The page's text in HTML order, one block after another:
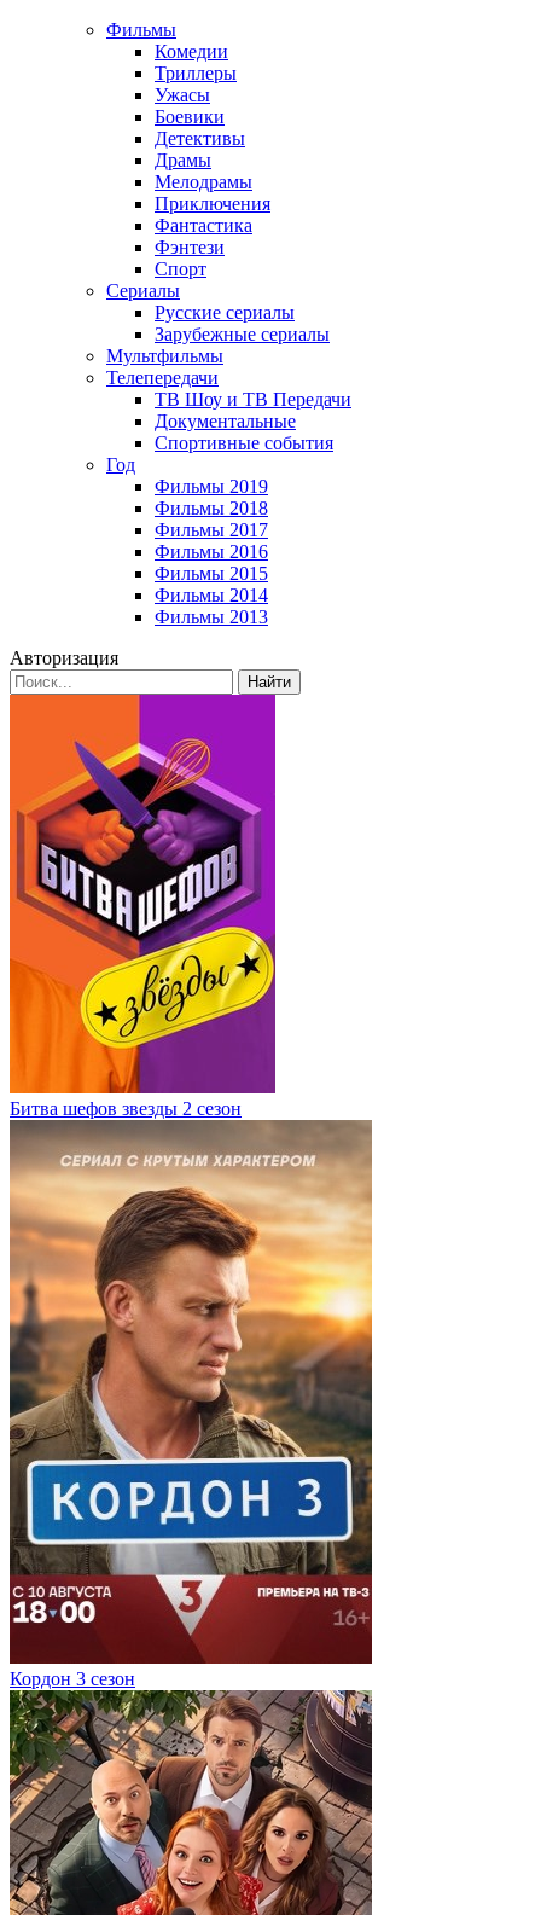
Фильмы
Комедии
Триллеры
Ужасы
Боевики
Детективы
Драмы
Мелодрамы
Приключения
Фантастика
Фэнтези
Спорт
Сериалы
Русские сериалы
Зарубежные сериалы
Мультфильмы
Телепередачи
ТВ Шоу и ТВ Передачи
Документальные
Спортивные события
Год
Фильмы 2019
Фильмы 2018
Фильмы 2017
Фильмы 2016
Фильмы 2015
Фильмы 2014
Фильмы 2013
Авторизация
Найти
Битва шефов звезды 2 сезон
Кордон 3 сезон